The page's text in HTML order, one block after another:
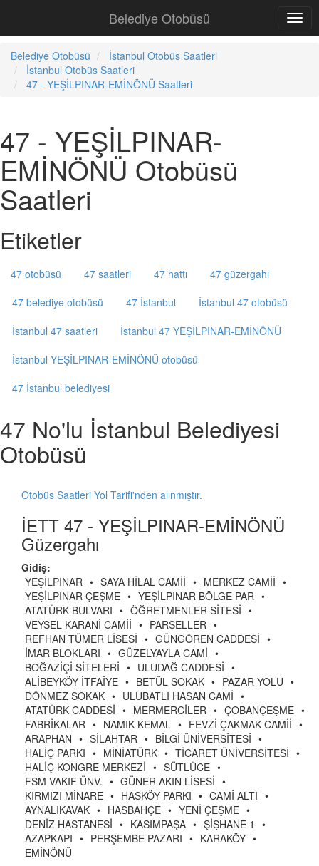
Belediye Otobüsü
Belediye Otobüsü
İstanbul Otobüs Saatleri
İstanbul Otobüs Saatleri
47 - YEŞİLPINAR-EMİNÖNÜ Saatleri
47 - YEŞİLPINAR-
EMİNÖNÜ Otobüsü
Saatleri
Etiketler
47 otobüsü 47 saatleri 47 hattı
47 güzergahı
47 belediye otobüsü
47 İstanbul
İstanbul 47 otobüsü
İstanbul 47 saatleri
İstanbul 47 YEŞİLPINAR-EMİNÖNÜ
İstanbul YEŞİLPINAR-EMİNÖNÜ otobüsü
47 İstanbul belediyesi
47 No'lu İstanbul Belediyesi
Otobüsü
Otobüs Saatleri Yol Tarifi'nden alınmıştır.
İETT 47 - YEŞİLPINAR-EMİNÖNÜ
Güzergahı
Gidiş:
YEŞİLPINAR • SAYA HİLAL CAMİİ • MERKEZ CAMİİ •
YEŞİLPINAR ÇEŞME • YEŞİLPINAR BÖLGE PAR •
ATATÜRK BULVARI • ÖĞRETMENLER SİTESİ •
VEYSEL KARANİ CAMİİ • PARSELLER •
REFHAN TÜMER LİSESİ • GÜNGÖREN CADDESİ •
İMAR BLOKLARI • GÜZELYAYLA CAMİ •
BOĞAZİÇİ SİTELERİ • ULUDAĞ CADDESİ •
ALİBEYKÖY İTFAİYE • BETÜL SOKAK • PAZAR YOLU •
DÖNMEZ SOKAK • ULUBATLI HASAN CAMİ •
ATATÜRK CADDESİ • MERMERCİLER • ÇOBANÇEŞME •
FABRİKALAR • NAMIK KEMAL • FEVZİ ÇAKMAK CAMİİ •
ARAPHAN • SİLAHTAR • BİLGİ ÜNİVERSİTESİ •
HALİÇ PARKI • MİNİATÜRK • TİCARET ÜNİVERSİTESİ •
HALİÇ KONGRE MERKEZİ • SÜTLÜCE •
FSM VAKIF ÜNV. • GÜNER AKIN LİSESİ •
KIRMIZI MİNARE • HASKÖY PARKI • CAMİ ALTI •
AYNALIKAVAK • HASBAHÇE • YENİ ÇEŞME •
DENİZ HASTANESİ • KASIMPAŞA • ŞİŞHANE 1
•
AZAPKAPI • PERŞEMBE PAZARI • KARAKÖY •
EMİNÖNÜ